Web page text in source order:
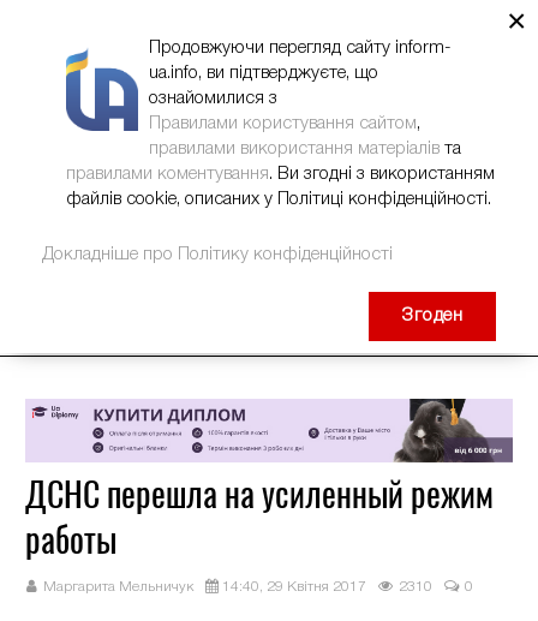
ДСНС перешла на усиленный режим
работы
Маргарита Мельничук 14:40, 29 Квітня 2017 2310 0
×
Продовжуючи перегляд сайту inform-
ua.info, ви підтверджуєте, що
ознайомилися з
Правилами користування сайтом,
правилами використання матеріалів та
правилами коментування. Ви згодні з використанням
файлів cookie, описаних у Політиці конфіденційності.
Докладніше про Політику конфіденційності
Згоден